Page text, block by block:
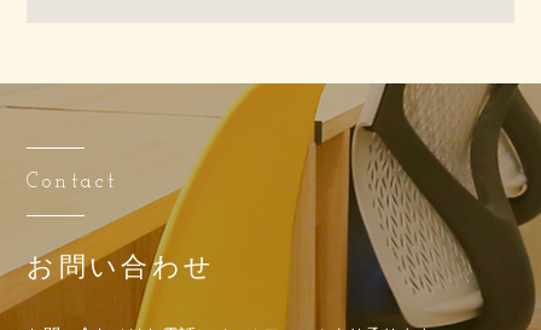
Contact
お問い合わせ